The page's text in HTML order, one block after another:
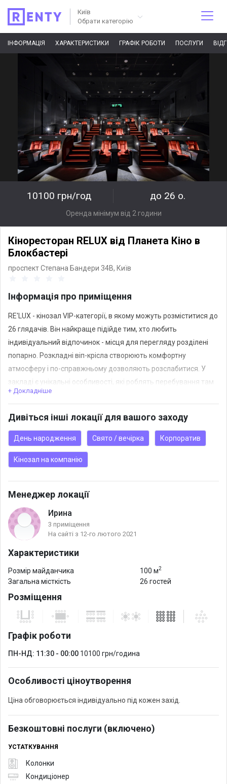
Київ
Обрати категорію
ІНФОРМАЦІЯ ХАРАКТЕРИСТИКИ ГРАФІК РОБОТИ ПОСЛУГИ
10100 грн/год до 26 о.
Оренда мінімум від 2 години
Кіноресторан RELUX від Планета Кіно в
Блокбастері
проспект Степана Бандери 34В, Київ
Інформація про приміщення
RE'LUX - кінозал VIP-категорії, в якому можуть розміститися до
26 глядачів. Він найкраще підійде тим, хто любить
індивідуальний відпочинок - місця для перегляду розділені
попарно. Розкладні віп-крісла створюють комфортну
атмосферу і по-справжньому дозволяють розслабитися. У
закладі є унікальні особливості, які роблять перебування там
ще зручнішим.
страви, безалкогольні та алкогольні напої.
+ Докладніше
Дивіться інші локації для вашого заходу
День народження Свято / вечірка Корпоратив
Кінозал на компанію
Менеджер локації
Ирина
3 приміщення
На сайті з 12-го лютого 2021
Характеристики
Розмір майданчика 100 м2
Загальна місткість 26 гостей
Розміщення
Графік роботи
ПН-НД: 11:30 - 00:00 10100 грн/година
Особливості ціноутворення
Ціна обговорюється індивідуально під кожен захід.
Безкоштовні послуги (включено)
УСТАТКУВАННЯ
Колонки
Кондиціонер